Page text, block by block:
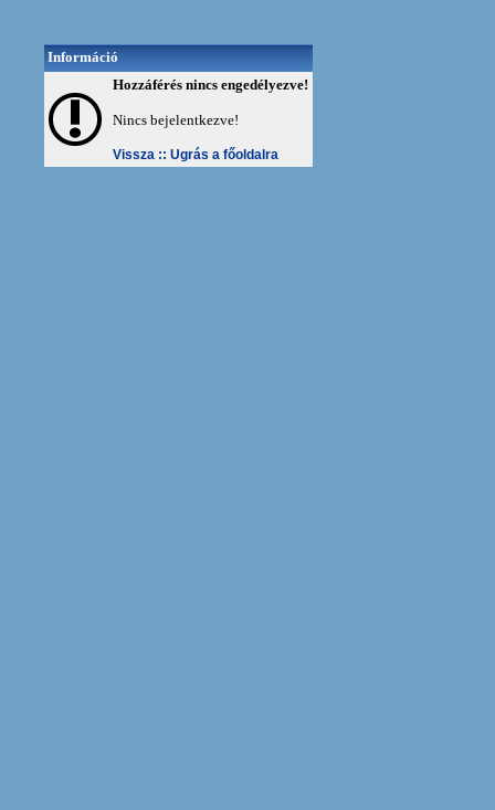
Információ
Hozzáférés nincs engedélyezve!
Nincs bejelentkezve!
Vissza :: Ugrás a főoldalra